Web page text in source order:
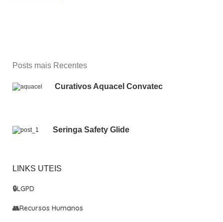
Posts mais Recentes
Curativos Aquacel Convatec
Seringa Safety Glide
LINKS UTEIS
🔒LGPD
👥Recursos Humanos